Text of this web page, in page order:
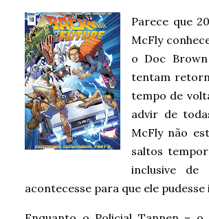
Parece que
McFly
o Doc
tentam
tempo de
advir de
McFly não
saltos
inclusive de
acontecesse para que ele